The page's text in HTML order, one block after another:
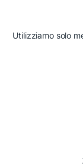
Utilizziamo solo